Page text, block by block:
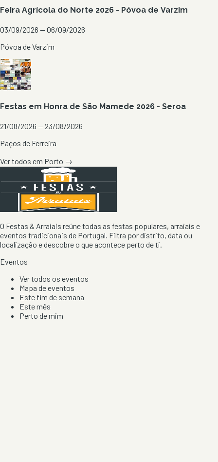
Feira Agrícola do Norte 2026 - Póvoa de Varzim
03/09/2026 — 06/09/2026
Póvoa de Varzim
Festas em Honra de São Mamede 2026 - Seroa
21/08/2026 — 23/08/2026
Paços de Ferreira
Ver todos em Porto →
O Festas & Arraiais reúne todas as festas populares, arraiais e
eventos tradicionais de Portugal. Filtra por distrito, data ou
localização e descobre o que acontece perto de ti.
Eventos
Ver todos os eventos
Mapa de eventos
Este fim de semana
Este mês
Perto de mim